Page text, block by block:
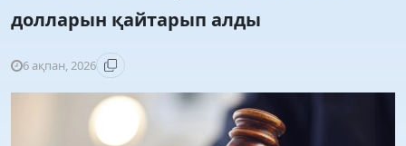
долларын қайтарып алды
6 ақпан, 2026